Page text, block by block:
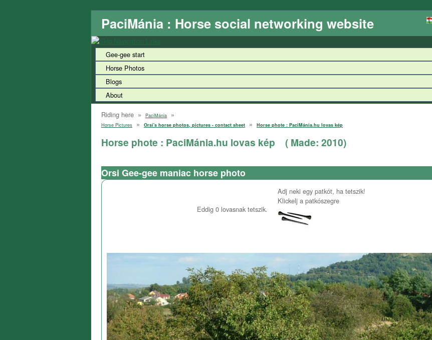
PaciMánia : Horse social networking website
Gee-gee start
Horse Photos
Blogs
About
Riding here » PaciMánia »
Horse Pictures » Orsi's horse photos, pictures - contact sheet » Horse phote : PaciMánia.hu lovas kép
Horse phote : PaciMánia.hu lovas kép ( Made: 2010)
Orsi Gee-gee maniac horse photo
Eddig 0 lovasnak tetszik.
Adj neki egy patkót, ha tetszik!
Klickelj a patkószegre